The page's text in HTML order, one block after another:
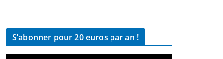
S’abonner pour 20 euros par an !